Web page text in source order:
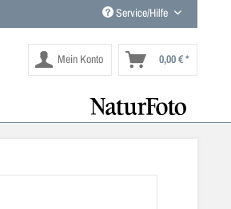
Service/Hilfe
Mein Konto 0,00 € *